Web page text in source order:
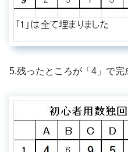
5.残ったところが「4」で完